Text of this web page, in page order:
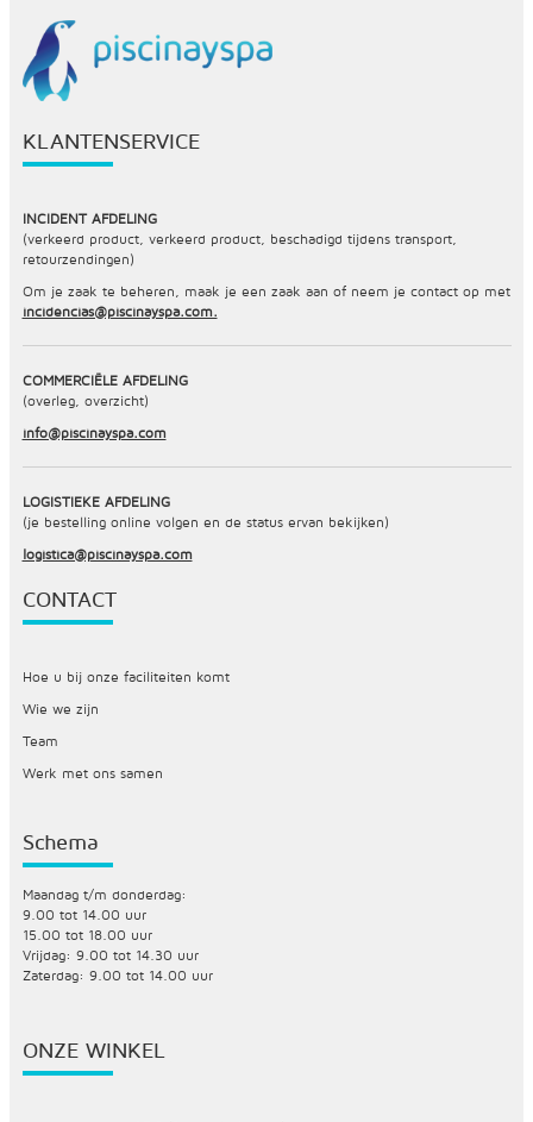
KLANTENSERVICE
INCIDENT AFDELING
(verkeerd product, verkeerd product, beschadigd tijdens transport,
retourzendingen)
Om je zaak te beheren, maak je een zaak aan of neem je contact op met
incidencias@piscinayspa.com.
COMMERCIËLE AFDELING
(overleg, overzicht)
info@piscinayspa.com
LOGISTIEKE AFDELING
(je bestelling online volgen en de status ervan bekijken)
logistica@piscinayspa.com
CONTACT
Hoe u bij onze faciliteiten komt
Wie we zijn
Team
Werk met ons samen
Schema
Maandag t/m donderdag:
9.00 tot 14.00 uur
15.00 tot 18.00 uur
Vrijdag: 9.00 tot 14.30 uur
Zaterdag: 9.00 tot 14.00 uur
ONZE WINKEL